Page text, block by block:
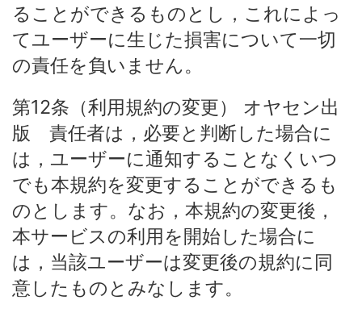
ることができるものとし，これによっ
てユーザーに生じた損害について一切
の責任を負いません。
第12条（利用規約の変更） オヤセン出
版 責任者は，必要と判断した場合に
は，ユーザーに通知することなくいつ
でも本規約を変更することができるも
のとします。なお，本規約の変更後，
本サービスの利用を開始した場合に
は，当該ユーザーは変更後の規約に同
意したものとみなします。